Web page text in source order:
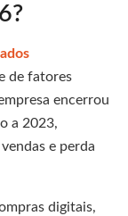
de fatores
encerrou
a 2023,
e perda
digitais,